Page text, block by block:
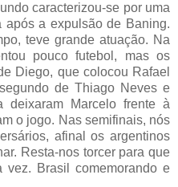
caracterizou-se por uma
após a expulsão de Baning.
teve grande atuação. Na
pouco futebol, mas os
Diego, que colocou Rafael
de Thiago Neves e
deixaram Marcelo frente à
o jogo. Nas semifinais, nós
afinal os argentinos
Resta-nos torcer para que
Brasil comemorando e